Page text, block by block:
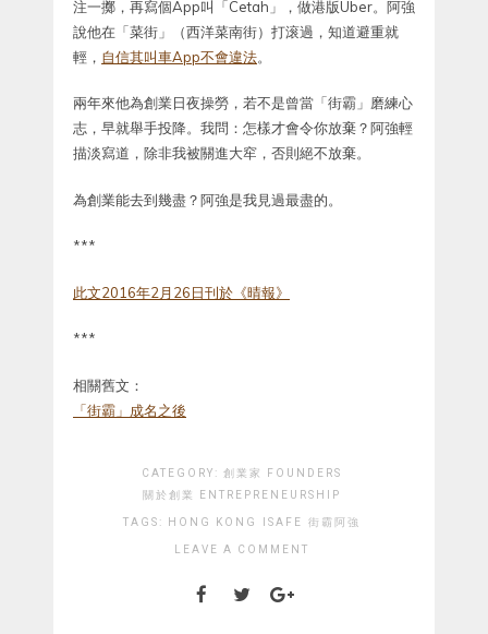
注一擲，再寫個App叫「Cetah」，做港版Uber。阿強
說他在「菜街」（西洋菜南街）打滚過，知道避重就
輕， 自信其叫車App不會違法。
兩年來他為創業日夜操勞，若不是曾當「街霸」磨練心
志，早就舉手投降。我問：怎樣才會令你放棄？阿強輕
描淡寫道，除非我被關進大窂，否則絕不放棄。
為創業能去到幾盡？阿強是我見過最盡的。
***
此文2016年2月26日刊於《晴報》
***
相關舊文：
「街霸」成名之後
CATEGORY: 創業家 FOUNDERS
關於創業 ENTREPRENEURSHIP
TAGS: HONG KONG ISAFE 街霸阿強
LEAVE A COMMENT